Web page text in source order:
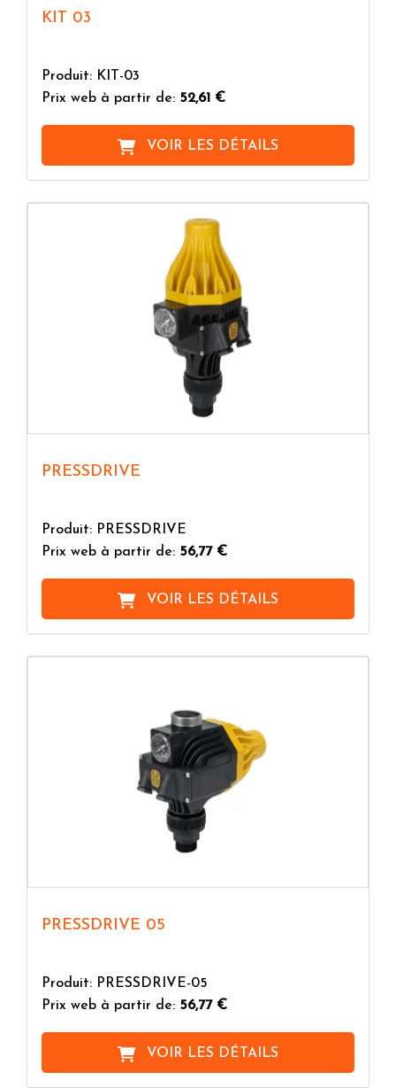
KIT 03
Produit: KIT-03
Prix web à partir de: 52,61 €
VOIR LES DÉTAILS
PRESSDRIVE
Produit: PRESSDRIVE
Prix web à partir de: 56,77 €
VOIR LES DÉTAILS
PRESSDRIVE 05
Produit: PRESSDRIVE-05
Prix web à partir de: 56,77 €
VOIR LES DÉTAILS